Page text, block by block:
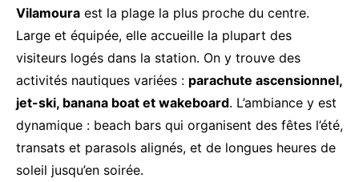
Vilamoura est la plage la plus proche du centre.
Large et équipée, elle accueille la plupart des
visiteurs logés dans la station. On y trouve des
activités nautiques variées : parachute ascensionnel,
jet-ski, banana boat et wakeboard. L’ambiance y est
dynamique : beach bars qui organisent des fêtes l’été,
transats et parasols alignés, et de longues heures de
soleil jusqu’en soirée.